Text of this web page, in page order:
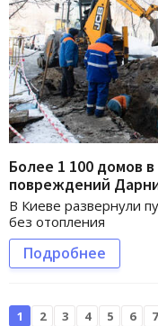
Более 1 100 домов
повреждений
В Киеве развернули
без отопления
Подробнее
1 2 3 4 5 6 7